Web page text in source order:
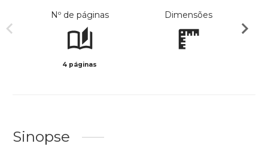
Nº de páginas
4 páginas
Dimensões
Sinopse